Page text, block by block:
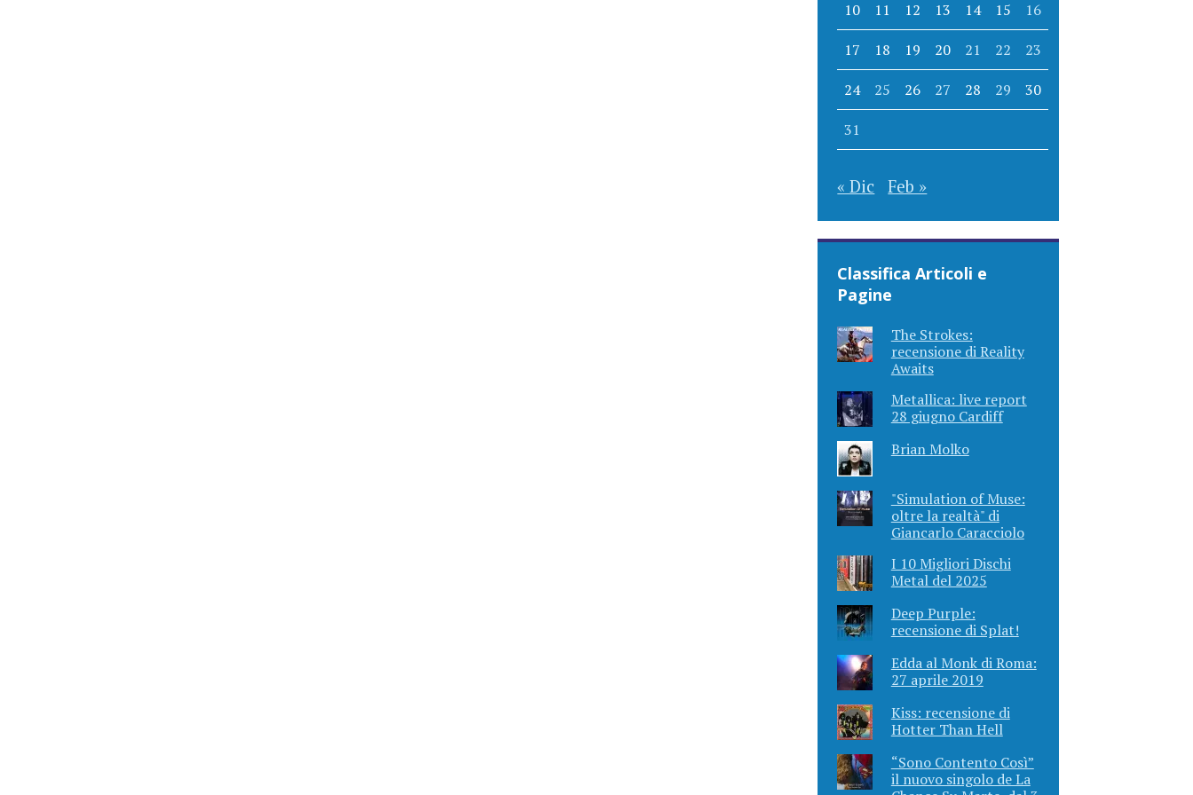
10 11 12 13 14 15 16
17 18 19 20 21 22 23
24 25 26 27 28 29 30
31
« Dic Feb »
Classifica Articoli e
Pagine
The Strokes:
recensione di Reality
Awaits
Metallica: live report
28 giugno Cardiff
Brian Molko
"Simulation of Muse:
oltre la realtà" di
Giancarlo Caracciolo
I 10 Migliori Dischi
Metal del 2025
Deep Purple:
recensione di Splat!
Edda al Monk di Roma:
27 aprile 2019
Kiss: recensione di
Hotter Than Hell
“Sono Contento Così”
il nuovo singolo de La